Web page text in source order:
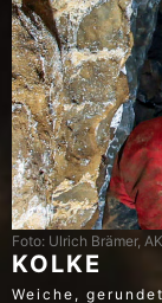
Foto: Ulrich Brämer,
KOLKE
Weiche,